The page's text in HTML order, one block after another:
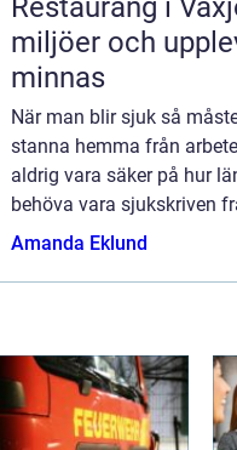
Restaurang i
miljöer och
minnas
När man blir sjuk så
stanna hemma från
aldrig vara säker på hur
behöva vara sjukskriven
första två veckorna så är
Amanda Eklund